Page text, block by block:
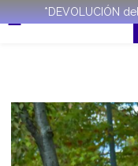
*DEVOLUCIÓN